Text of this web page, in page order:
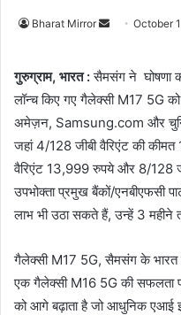
Bharat Mirror
a
n
e
m
a
October
गुरुग्राम, भारत :सैमसंग ने घोषणा
लॉन्च किए गए गैलेक्सी M17 5G
अमेज़न, Samsung.com और
जहां 4/128 जीबी वैरिएंट की
वैरिएंट 13,999 रुपये और 8/128
उपभोक्ता प्रमुख बैंकों/एनबीएफसी
लाभ भी उठा सकते हैं, उन्‍हें 3 महीने
गैलेक्सी M17 5G, सैमसंग के भारत
एक गैलेक्सी M16 5G की सफलता
को आगे बढ़ाता है जो आधुनिक एआई